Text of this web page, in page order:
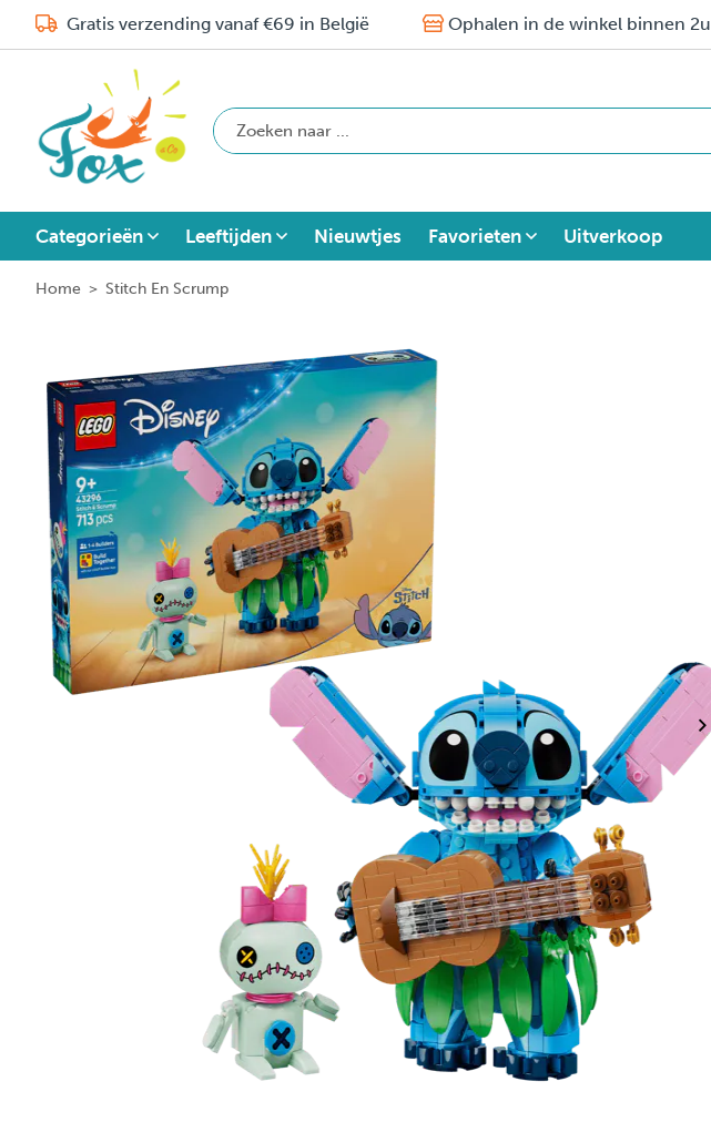
Gratis verzending vanaf €69 in België Ophalen in de winkel binnen 2u
Categorieën Leeftijden Nieuwtjes Favorieten Uitverkoop
Home > Stitch En Scrump